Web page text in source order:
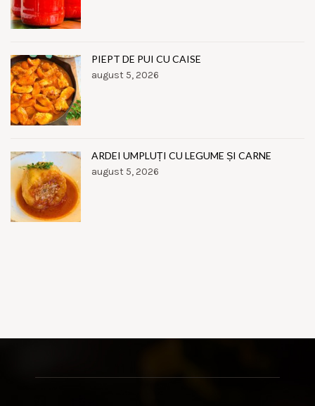
PIEPT DE PUI CU CAISE
august 5, 2026
ARDEI UMPLUȚI CU LEGUME ȘI CARNE
august 5, 2026